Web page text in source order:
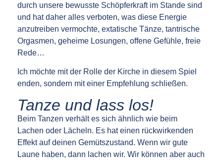
durch unsere bewusste Schöpferkraft im Stande sind
und hat daher alles verboten, was diese Energie
anzutreiben vermochte, extatische Tänze, tantrische
Orgasmen, geheime Losungen, offene Gefühle, freie
Rede…
Ich möchte mit der Rolle der Kirche in diesem Spiel
enden, sondern mit einer Empfehlung schließen.
Tanze und lass los!
Beim Tanzen verhält es sich ähnlich wie beim
Lachen oder Lächeln. Es hat einen rückwirkenden
Effekt auf deinen Gemütszustand. Wenn wir gute
Laune haben, dann lachen wir. Wir können aber auch